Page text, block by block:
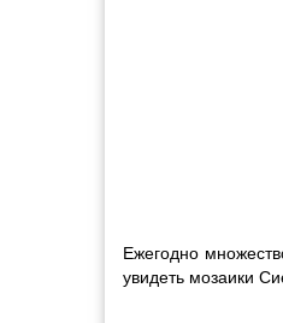
Ежегодно
увидеть мозаики